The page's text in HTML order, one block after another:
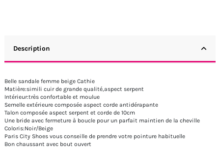
Description
Belle sandale femme beige Cathie
Matière:simili cuir de grande qualité,aspect serpent
Intérieur:très confortable et moulue
Semelle extérieure composée aspect corde antidérapante
Talon composée aspect serpent et corde de 10cm
Une bride avec fermeture à boucle pour un parfait maintien de la cheville
Coloris:Noir/Beige
Paris City Shoes vous conseille de prendre votre pointure habituelle
Bon chaussant avec bout ouvert